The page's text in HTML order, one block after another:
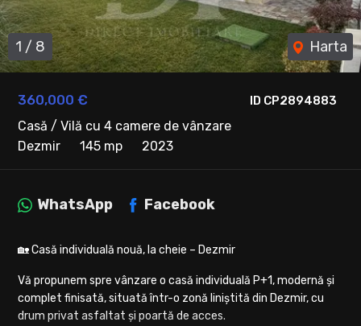
ID CP2894883
360,000 €
Casă / Vilă cu 4 camere de vânzare
Dezmir
145 mp 2023
1 / 8 Harta
WhatsApp Facebook
🏡 Casă individuală nouă, la cheie – Dezmir
Vă propunem spre vânzare o casă individuală P+1, modernă și
complet finisată, situată într-o zonă liniștită din Dezmir, cu
drum privat asfaltat și poartă de acces.